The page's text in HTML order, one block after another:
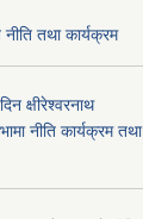
तथा कार्यक्रम
क्षीरेश्वरनाथ
नीति कार्यक्रम तथा